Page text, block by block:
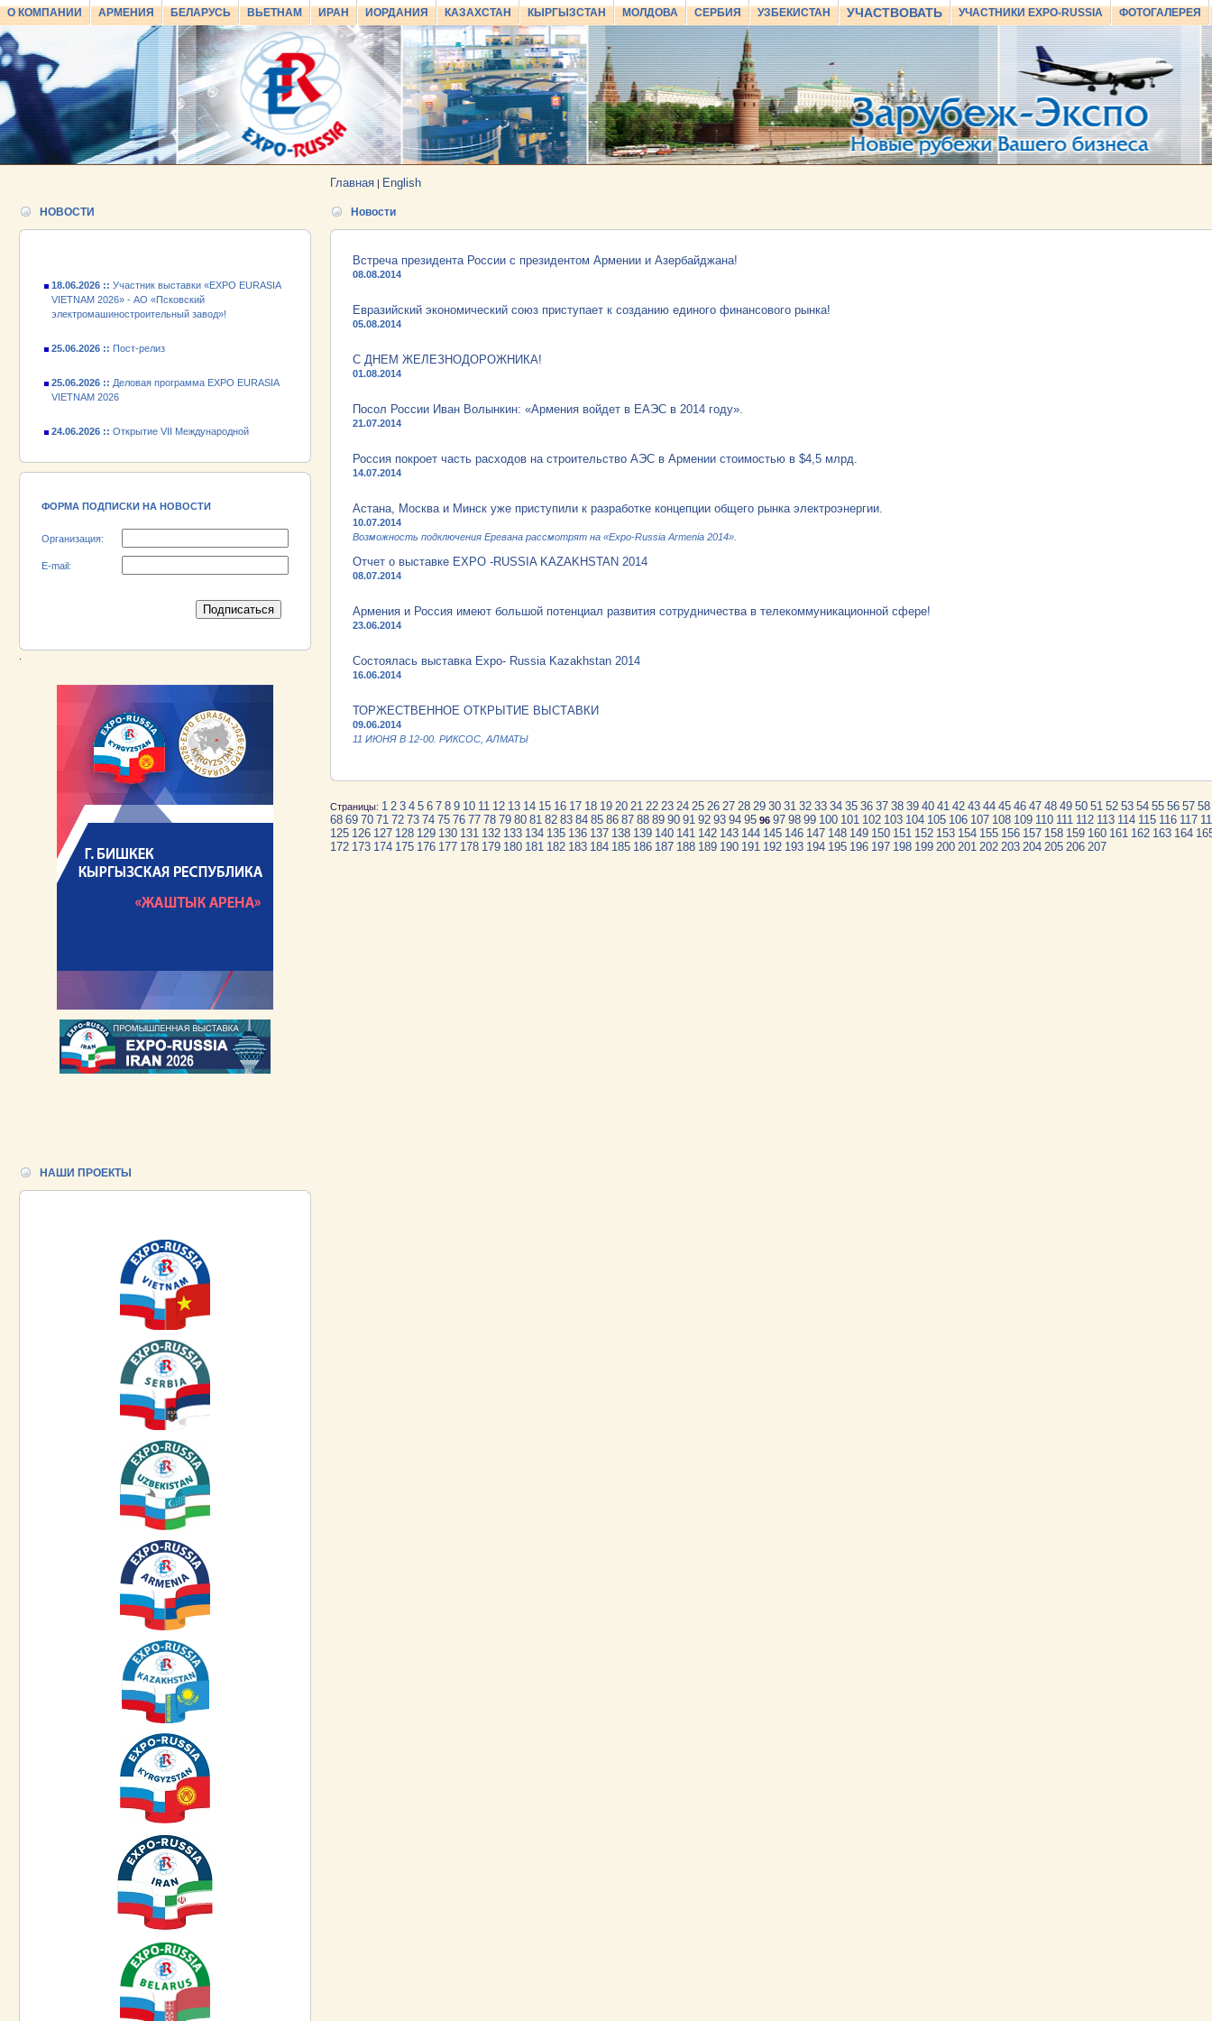
О КОМПАНИИ АРМЕНИЯ БЕЛАРУСЬ ВЬЕТНАМ ИРАН ИОРДАНИЯ КАЗАХСТАН КЫРГЫЗСТАН МОЛДОВА СЕРБИЯ УЗБЕКИСТАН УЧАСТВОВАТЬ УЧАСТНИКИ EXPO-RUSSIA ФОТОГАЛЕРЕЯ
Главная | English
НОВОСТИ
25.06.2026 ::Пост-релиз
25.06.2026 ::Деловая программа EXPO EURASIA
промышленной выставки «EXPO EURASIA
VIETNAM 2026»
VIETNAM 2026» - АО «Псковский
электромашиностроительный завод»!
VIETNAM 2026
промышленной выставки «EXPO EURASIA
18.06.2026 ::Участник выставки «EXPO EURASIA
электромашиностроительный завод»!
ФОРМА ПОДПИСКИ НА НОВОСТИ
Организация:
E-mail:
НАШИ ПРОЕКТЫ
Новости
Встреча президента России с президентом Армении и Азербайджана!
08.08.2014
Евразийский экономический союз приступает к созданию единого финансового рынка!
05.08.2014
С ДНЕМ ЖЕЛЕЗНОДОРОЖНИКА!
01.08.2014
Посол России Иван Волынкин: «Армения войдет в ЕАЭС в 2014 году».
21.07.2014
Россия покроет часть расходов на строительство АЭС в Армении стоимостью в $4,5 млрд.
14.07.2014
Астана, Москва и Минск уже приступили к разработке концепции общего рынка электроэнергии.
10.07.2014
Возможность подключения Еревана рассмотрят на «Expo-Russia Armenia 2014».
Отчет о выставке EXPO -RUSSIA KAZAKHSTAN 2014
08.07.2014
Армения и Россия имеют большой потенциал развития сотрудничества в телекоммуникационной сфере!
23.06.2014
Состоялась выставка Expo- Russia Kazakhstan 2014
16.06.2014
ТОРЖЕСТВЕННОЕ ОТКРЫТИЕ ВЫСТАВКИ
09.06.2014
11 ИЮНЯ В 12-00. РИКСОС, АЛМАТЫ
Страницы: 1 2 3 4 5 6 7 8 9 10 11 12 13 14 15 16 17 18 19 20 21 22 23 24 25 26 27 28 29 30 31 32 33 34 35 36 37 38 39 40 41 42 43 44 45 46 47 48 49 50 51 52 53 54 55 56 57 58
68 69 70 71 72 73 74 75 76 77 78 79 80 81 82 83 84 85 86 87 88 89 90 91 92 93 94 95 96 97 98 99 100 101 102 103 104 105 106 107 108 109 110 111 112 113 114 115 116 117
125 126 127 128 129 130 131 132 133 134 135 136 137 138 139 140 141 142 143 144 145 146 147 148 149 150 151 152 153 154 155 156 157 158 159 160 161 162 163 164
172 173 174 175 176 177 178 179 180 181 182 183 184 185 186 187 188 189 190 191 192 193 194 195 196 197 198 199 200 201 202 203 204 205 206 207